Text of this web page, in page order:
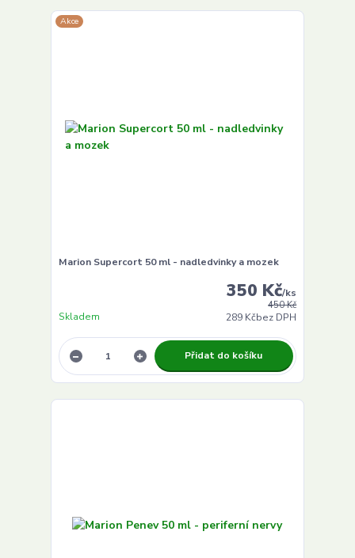
Akce
Marion Supercort 50 ml - nadledvinky a mozek
450 Kč
350 Kč/ks
289 Kčbez DPH
Skladem
Přidat do košíku